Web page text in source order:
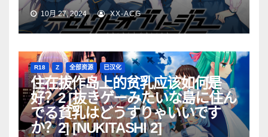
10月 27, 2024 XX-ACG
R18 Z 全部资源 已汉化
住在拔作岛上的贫乳应该如何是
好？2 [抜きゲーみたいな島に住ん
でる貧乳はどうすりゃいいです
か？2] [NUKITASHI 2]